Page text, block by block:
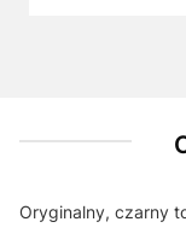
Oryginalny, czarny